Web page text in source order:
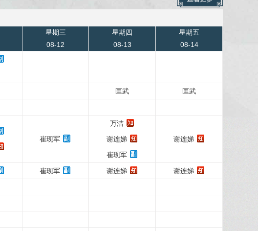
星期三
08-12
星期四
08-13
星期五
08-14
匡武 匡武
崔现军
万洁
谢连娣
崔现军
谢连娣
崔现军 谢连娣 谢连娣